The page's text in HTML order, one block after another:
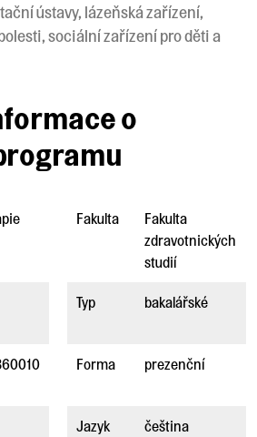
ústavy, lázeňská zařízení,
sociální zařízení pro děti a
o
Fakulta
Fakulta
zdravotnických
studií
Typ bakalářské
Forma prezenční
Jazyk čeština